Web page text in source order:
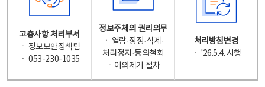
고충사항 처리부서
ㆍ 정보보안정책팀
ㆍ 053-230-1035
정보주체의 권리의무
ㆍ 열람·정정·삭제·
처리정지·동의철회
ㆍ이의제기 절차
처리방침변경
ㆍ '26.5.4. 시행